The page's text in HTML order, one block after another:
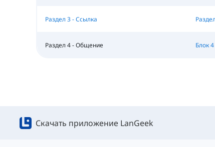
Раздел 3 - Ссылка
Раздел 4 - Общение Блок
Скачать приложение LanGeek